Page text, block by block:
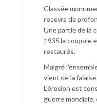
Classée
recevra de
Une partie de la
1935 la coupole
restaurés.
Malgré
vient de la
L’érosion est
guerre mondiale,